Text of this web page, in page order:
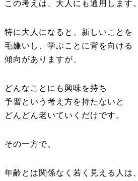
この考えは、大人にも通用します。
特に大人になると、新しいことを
毛嫌いし、学ぶことに背を向ける
傾向がありますが、
どんなことにも興味を持ち
予習という考え方を持たないと
どんどん老いていくだけです。
その一方で、
年齢とは関係なく若く見える人は、